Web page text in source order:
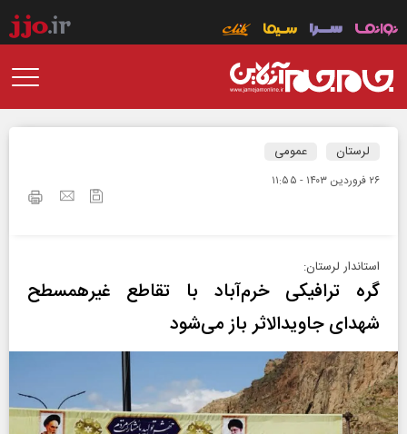
لرستان عمومی
۲۶ فروردين ۱۴۰۳ - ۱۱:۵۵
استاندار لرستان:
گره ترافیکی خرم‌آباد با تقاطع غیرهمسطح
شهدای جاویدالاثر باز می‌شود